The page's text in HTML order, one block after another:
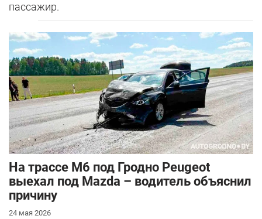
пассажир.
На трассе М6 под Гродно Peugeot
выехал под Mazda – водитель объяснил
причину
24 мая 2026